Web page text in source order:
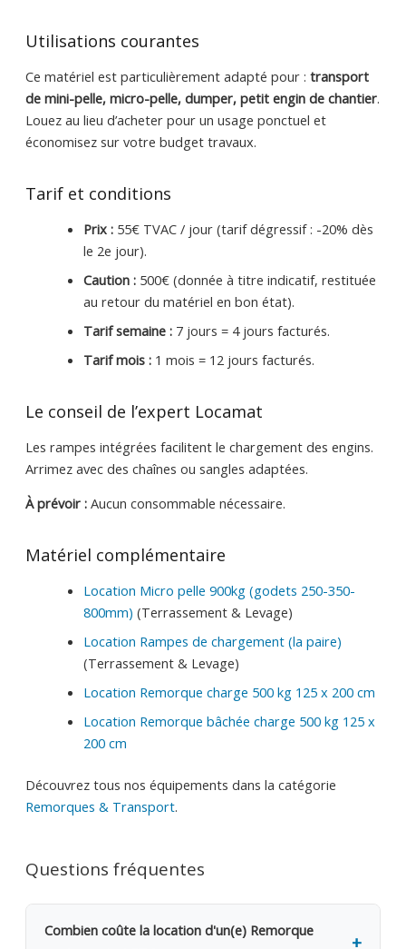
Utilisations courantes
Ce matériel est particulièrement adapté pour : transport
de mini-pelle, micro-pelle, dumper, petit engin de chantier.
Louez au lieu d’acheter pour un usage ponctuel et
économisez sur votre budget travaux.
Tarif et conditions
Prix :55€ TVAC / jour (tarif dégressif : -20% dès
le 2e jour).
Caution :500€ (donnée à titre indicatif, restituée
au retour du matériel en bon état).
Tarif semaine :7 jours = 4 jours facturés.
Tarif mois :1 mois = 12 jours facturés.
Le conseil de l’expert Locamat
Les rampes intégrées facilitent le chargement des engins.
Arrimez avec des chaînes ou sangles adaptées.
À prévoir :Aucun consommable nécessaire.
Matériel complémentaire
Location Micro pelle 900kg (godets 250-350-
800mm) (Terrassement & Levage)
Location Rampes de chargement (la paire)
(Terrassement & Levage)
Location Remorque charge 500 kg 125 x 200 cm
Location Remorque bâchée charge 500 kg 125 x
200 cm
Découvrez tous nos équipements dans la catégorie
Remorques & Transport.
Questions fréquentes
Combien coûte la location d'un(e) Remorque